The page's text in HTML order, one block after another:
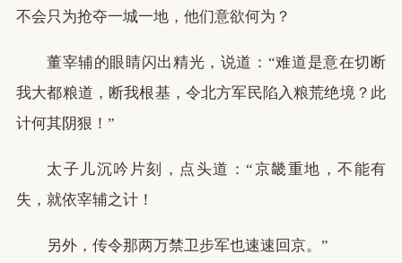
不会只为抢夺一城一地，他们意欲何为？
董宰辅的眼睛闪出精光，说道：“难道是意在切断
我大都粮道，断我根基，令北方军民陷入粮荒绝境？此
计何其阴狠！”
太子儿沉吟片刻，点头道：“京畿重地，不能有
失，就依宰辅之计！
另外，传令那两万禁卫步军也速速回京。”